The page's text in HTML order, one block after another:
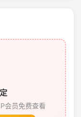
会员免费查看